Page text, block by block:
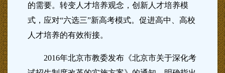
的需要。转变人才培养观念，创新人才培养模
式，应对“六选三”新高考模式。促进高中、高校
人才培养的有效衔接。
2016年北京市教委发布《北京市关于深化考